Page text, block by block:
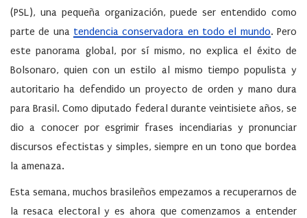
(PSL), una pequeña organización, puede ser entendido como
parte de una tendencia conservadora en todo el mundo. Pero
este panorama global, por sí mismo, no explica el éxito de
Bolsonaro, quien con un estilo al mismo tiempo populista y
autoritario ha defendido un proyecto de orden y mano dura
para Brasil. Como diputado federal durante veintisiete años, se
dio a conocer por esgrimir frases incendiarias y pronunciar
discursos efectistas y simples, siempre en un tono que bordea
la amenaza.
Esta semana, muchos brasileños empezamos a recuperarnos de
la resaca electoral y es ahora que comenzamos a entender